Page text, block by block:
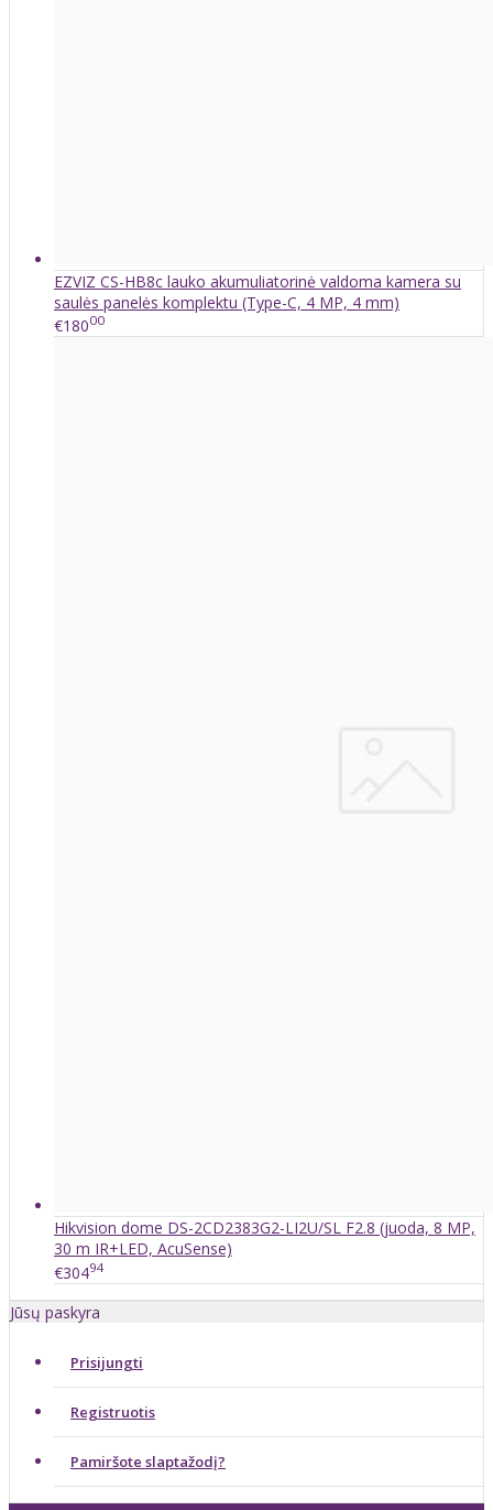
EZVIZ CS-HB8c lauko akumuliatorinė valdoma kamera su
saulės panelės komplektu (Type-C, 4 MP, 4 mm)
€18000
Hikvision dome DS-2CD2383G2-LI2U/SL F2.8 (juoda, 8 MP,
30 m IR+LED, AcuSense)
€30494
Jūsų paskyra
Prisijungti
Registruotis
Pamiršote slaptažodį?